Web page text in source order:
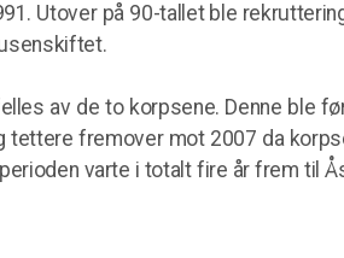
Utover på 90-tallet ble
av de to korpsene. Denne ble
fremover mot 2007 da
varte i totalt fire år frem til